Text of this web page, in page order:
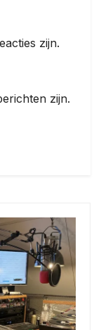
zijn.
zijn.